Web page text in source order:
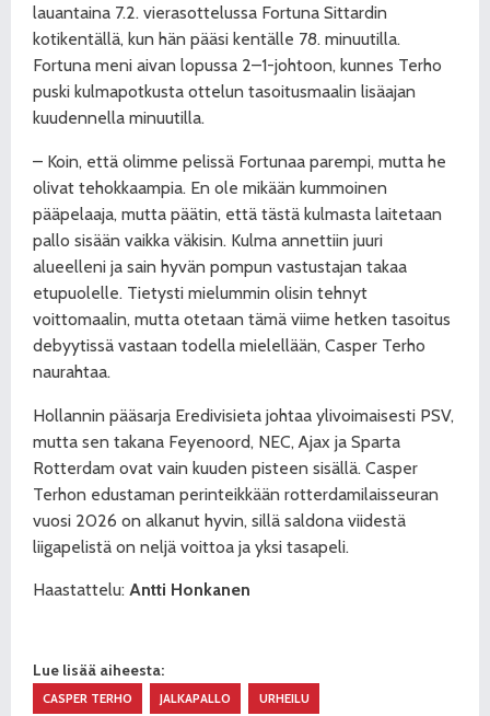
lauantaina 7.2. vierasottelussa Fortuna Sittardin
kotikentällä, kun hän pääsi kentälle 78. minuutilla.
Fortuna meni aivan lopussa 2–1-johtoon, kunnes Terho
puski kulmapotkusta ottelun tasoitusmaalin lisäajan
kuudennella minuutilla.
– Koin, että olimme pelissä Fortunaa parempi, mutta he
olivat tehokkaampia. En ole mikään kummoinen
pääpelaaja, mutta päätin, että tästä kulmasta laitetaan
pallo sisään vaikka väkisin. Kulma annettiin juuri
alueelleni ja sain hyvän pompun vastustajan takaa
etupuolelle. Tietysti mielummin olisin tehnyt
voittomaalin, mutta otetaan tämä viime hetken tasoitus
debyytissä vastaan todella mielellään, Casper Terho
naurahtaa.
Hollannin pääsarja Eredivisieta johtaa ylivoimaisesti PSV,
mutta sen takana Feyenoord, NEC, Ajax ja Sparta
Rotterdam ovat vain kuuden pisteen sisällä. Casper
Terhon edustaman perinteikkään rotterdamilaisseuran
vuosi 2026 on alkanut hyvin, sillä saldona viidestä
liigapelistä on neljä voittoa ja yksi tasapeli.
Haastattelu: Antti Honkanen
Lue lisää aiheesta:
CASPER TERHO JALKAPALLO URHEILU